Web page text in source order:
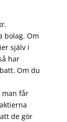
bolag. Om
själv i
har
Om du
man får
de gör